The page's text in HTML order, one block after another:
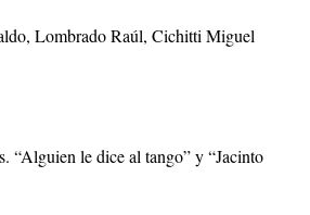
Lombrado Raúl, Cichitti Miguel
“Alguien le dice al tango” y “Jacinto